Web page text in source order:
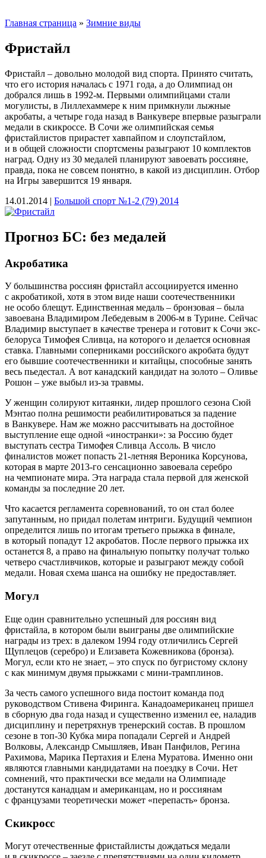
Главная страница » Зимние виды
Фристайл
Фристайл – довольно молодой вид спорта. Принято считать,
что его история началась с 1971 года, а до Олимпиад он
добрался лишь в 1992‑м. Первыми олимпийцами стали
могулисты, в Лиллехаммере к ним примкнули лыжные
акробаты, а четыре года назад в Ванкувере впервые разыграли
медали в скикроссе. В Сочи же олимпийская семья
фристайлистов прирастет хавпайпом и слоупстайлом,
и в общей сложности спортсмены разыграют 10 комплектов
наград. Одну из 30 медалей планируют завоевать россияне,
правда, пока не совсем понятно, в какой из дисциплин. Отбор
на Игры завершится 19 января.
14.01.2014 | Большой спорт №1-2 (79) 2014
Прогноз БС: без медалей
Акробатика
У большинства россиян фристайл ассоциируется именно
с акробатикой, хотя в этом виде наши соотечественники
не особо блещут. Единственная медаль – бронзовая – была
завоевана Владимиром Лебедевым в 2006‑м в Турине. Сейчас
Владимир выступает в качестве тренера и готовит к Сочи экс-
белоруса Тимофея Сливца, на которого и делается основная
ставка. Главными соперниками российского акробата будут
его бывшие соотечественники и китайцы, способные занять
весь пьедестал. А вот канадский кандидат на золото – Оливье
Рошон – уже выбыл из-за травмы.
У женщин солируют китаянки, лидер прошлого сезона Сюй
Мэнтао полна решимости реабилитироваться за падение
в Ванкувере. Нам же можно рассчитывать на достойное
выступление еще одной «иностранки»: за Россию будет
выступать сестра Тимофея Сливца Ассоль. В число
финалистов может попасть 21‑летняя Вероника Корсунова,
которая в марте 2013‑го сенсационно завоевала серебро
на чемпионате мира. Эта награда стала первой для женской
команды за последние 20 лет.
Что касается регламента соревнований, то он стал более
запутанным, но придал полетам интриги. Будущий чемпион
определится лишь по итогам третьего прыжка в финале,
в который попадут 12 акробатов. После первого прыжка их
останется 8, а право на финальную попытку получат только
четверо счастливчиков, которые и разыграют между собой
медали. Новая схема шанса на ошибку не предоставляет.
Могул
Еще один сравнительно успешный для россиян вид
фристайла, в котором были выиграны две олимпийские
награды из трех: в далеком 1994 году отличились Сергей
Щуплецов (серебро) и Елизавета Кожевникова (бронза).
Могул, если кто не знает, – это спуск по бугристому склону
с как минимум двумя прыжками с мини-трамплинов.
За честь самого успешного вида постоит команда под
руководством Стивена Фиринга. Канадоамериканец пришел
в сборную два года назад и существенно изменил ее, наладив
дисциплину и перетряхнув тренерский состав. В прошлом
сезоне в топ‑30 Кубка мира попадали Сергей и Андрей
Волковы, Александр Смышляев, Иван Панфилов, Регина
Рахимова, Марика Пертахия и Елена Муратова. Именно они
являются главными кандидатами на поездку в Сочи. Нет
сомнений, что практически все медали на Олимпиаде
достанутся канадцам и американцам, но и россиянам
с французами теоретически может «перепасть» бронза.
Скикросс
Могут отечественные фристайлисты дождаться медали